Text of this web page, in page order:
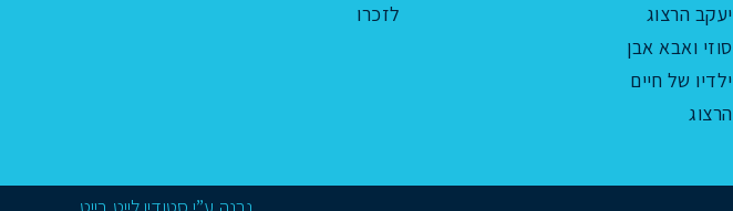
יעקב הרצוג
סוזי ואבא אבן
ילדיו של חיים
הרצוג
לזכרו